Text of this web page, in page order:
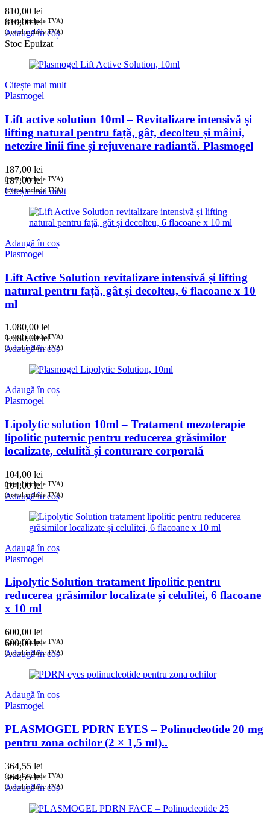
810,00 lei
(prețul include TVA)
810,00lei
(prețul include TVA)
Adaugă în coș
Stoc Epuizat
Citește mai mult
Plasmogel
Lift active solution 10ml – Revitalizare intensivă și
lifting natural pentru față, gât, decolteu și mâini,
netezire linii fine și rejuvenare radiantă. Plasmogel
187,00 lei
(prețul include TVA)
187,00lei
(prețul include TVA)
Citește mai mult
Adaugă în coș
Plasmogel
Lift Active Solution revitalizare intensivă și lifting
natural pentru față, gât și decolteu, 6 flacoane x 10
ml
1.080,00 lei
(prețul include TVA)
1.080,00lei
(prețul include TVA)
Adaugă în coș
Adaugă în coș
Plasmogel
Lipolytic solution 10ml – Tratament mezoterapie
lipolitic puternic pentru reducerea grăsimilor
localizate, celulită și conturare corporală
104,00 lei
(prețul include TVA)
104,00lei
(prețul include TVA)
Adaugă în coș
Adaugă în coș
Plasmogel
Lipolytic Solution tratament lipolitic pentru
reducerea grăsimilor localizate și celulitei, 6 flacoane
x 10 ml
600,00 lei
(prețul include TVA)
600,00lei
(prețul include TVA)
Adaugă în coș
Adaugă în coș
Plasmogel
PLASMOGEL PDRN EYES – Polinucleotide 20 mg
pentru zona ochilor (2 × 1,5 ml)..
364,55 lei
(prețul include TVA)
364,55lei
(prețul include TVA)
Adaugă în coș